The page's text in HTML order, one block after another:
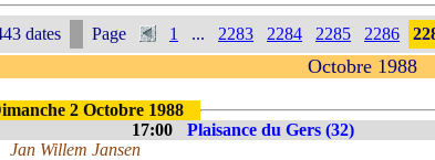
dates Page 1 ... 2283 2284 2285 2286
Octobre 1988
2 Octobre 1988
17:00
Plaisance du Gers (32)
Jan Willem Jansen